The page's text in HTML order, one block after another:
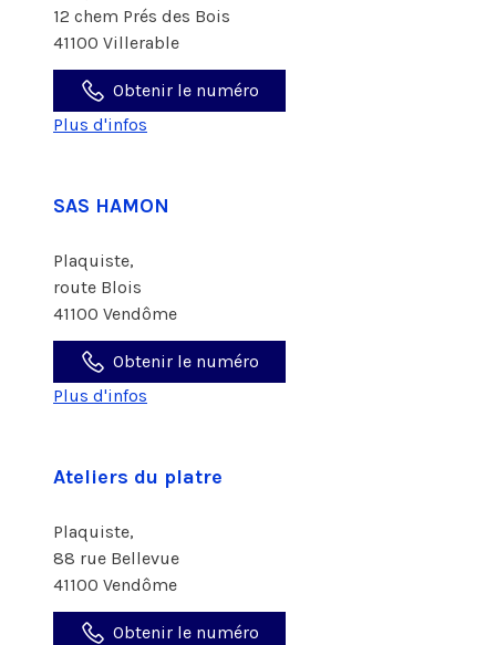
12 chem Prés des Bois
41100 Villerable
Obtenir le numéro
Plus d'infos
SAS HAMON
Plaquiste,
route Blois
41100 Vendôme
Obtenir le numéro
Plus d'infos
Ateliers du platre
Plaquiste,
88 rue Bellevue
41100 Vendôme
Obtenir le numéro